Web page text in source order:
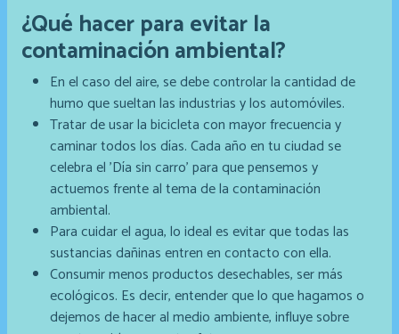
¿Qué hacer para evitar la
contaminación ambiental?
En el caso del aire, se debe controlar la cantidad de
humo que sueltan las industrias y los automóviles.
Tratar de usar la bicicleta con mayor frecuencia y
caminar todos los días. Cada año en tu ciudad se
celebra el 'Día sin carro' para que pensemos y
actuemos frente al tema de la contaminación
ambiental.
Para cuidar el agua, lo ideal es evitar que todas las
sustancias dañinas entren en contacto con ella.
Consumir menos productos desechables, ser más
ecológicos. Es decir, entender que lo que hagamos o
dejemos de hacer al medio ambiente, influye sobre